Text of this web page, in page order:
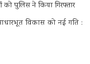
पुलिस ने किया गिरफ्तार
विकास को नई गति :